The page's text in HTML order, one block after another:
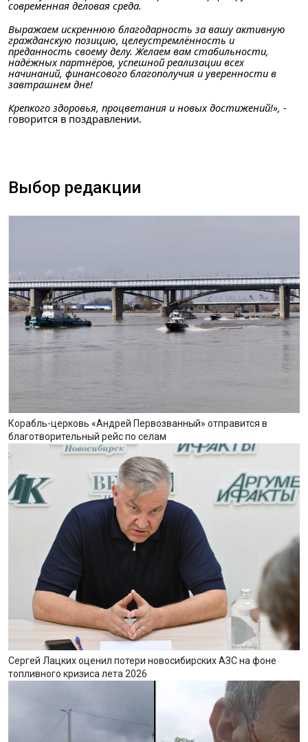
современная деловая среда.
Выражаем искреннюю благодарность за вашу активную
гражданскую позицию, целеустремлённость и
преданность своему делу. Желаем вам стабильности,
надёжных партнёров, успешной реализации всех
начинаний, финансового благополучия и уверенности в
завтрашнем дне!
Крепкого здоровья, процветания и новых достижений!», -
говорится в поздравлении.
Выбор редакции
Корабль-церковь «Андрей Первозванный» отправится в
благотворительный рейс по селам
Сергей Лацких оценил потери новосибирских АЗС на фоне
топливного кризиса лета 2026